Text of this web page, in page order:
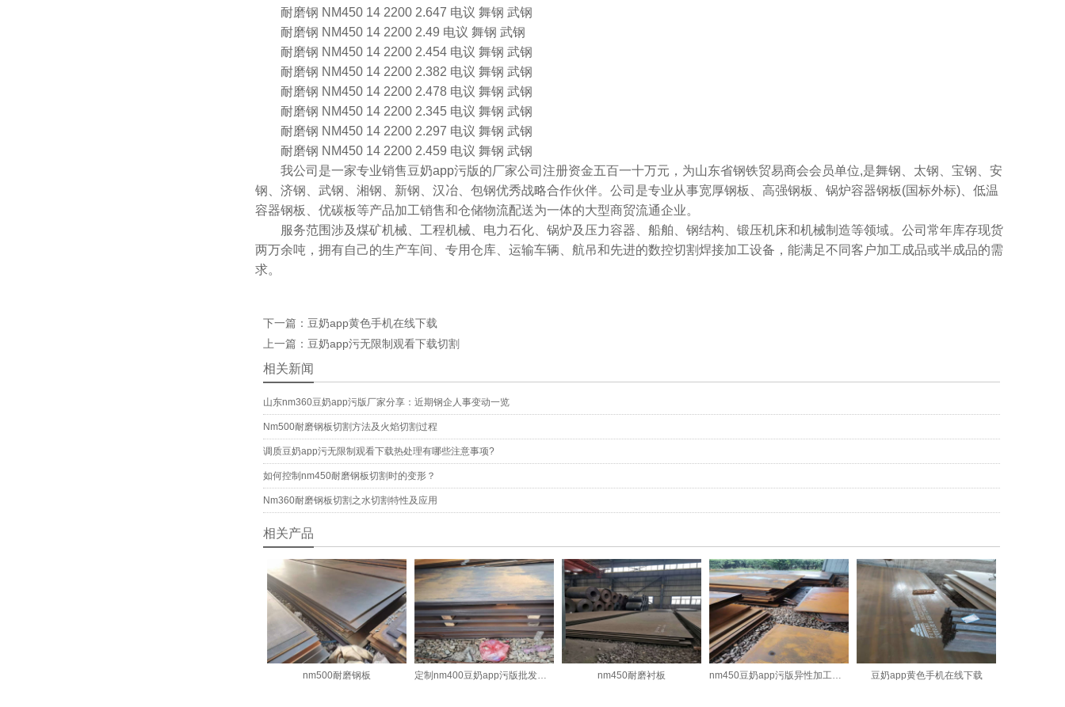
耐磨钢 NM450 14 2200 2.647 电议 舞钢 武钢
耐磨钢 NM450 14 2200 2.49 电议 舞钢 武钢
耐磨钢 NM450 14 2200 2.454 电议 舞钢 武钢
耐磨钢 NM450 14 2200 2.382 电议 舞钢 武钢
耐磨钢 NM450 14 2200 2.478 电议 舞钢 武钢
耐磨钢 NM450 14 2200 2.345 电议 舞钢 武钢
耐磨钢 NM450 14 2200 2.297 电议 舞钢 武钢
耐磨钢 NM450 14 2200 2.459 电议 舞钢 武钢
我公司是一家专业销售豆奶app污版的厂家公司注册资金五百一十万元，为山东省钢铁贸易商会会员单位,是舞钢、太钢、宝钢、安
钢、济钢、武钢、湘钢、新钢、汉冶、包钢优秀战略合作伙伴。公司是专业从事宽厚钢板、高强钢板、锅炉容器钢板(国标外标)、低温
容器钢板、优碳板等产品加工销售和仓储物流配送为一体的大型商贸流通企业。
服务范围涉及煤矿机械、工程机械、电力石化、锅炉及压力容器、船舶、钢结构、锻压机床和机械制造等领域。公司常年库存现货
两万余吨，拥有自己的生产车间、专用仓库、运输车辆、航吊和先进的数控切割焊接加工设备，能满足不同客户加工成品或半成品的需
求。
下一篇：豆奶app黄色手机在线下载
上一篇：豆奶app污无限制观看下载切割
相关新闻
山东nm360豆奶app污版厂家分享：近期钢企人事变动一览
Nm500耐磨钢板切割方法及火焰切割过程
调质豆奶app污无限制观看下载热处理有哪些注意事项?
如何控制nm450耐磨钢板切割时的变形？
Nm360耐磨钢板切割之水切割特性及应用
相关产品
nm500耐磨钢板 定制nm400豆奶app污版批发零售价格 nm450耐磨衬板 nm450豆奶app污版异性加工厂家 豆奶app黄色手机在线下载